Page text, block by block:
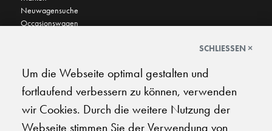
Neuwagensuche
Occasionswagen
SCHLIESSEN ×
Um die Webseite optimal gestalten und
fortlaufend verbessern zu können, verwenden
wir Cookies. Durch die weitere Nutzung der
Webseite stimmen Sie der Verwendung von